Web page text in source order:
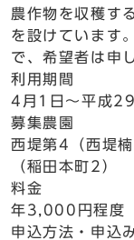
農作物を収穫す
を設けています
で、希望者は申
利用期間
4月1日～平成
募集農園
西堤第4（西堤
（稲田本町2）
料金
年3,000円程度
申込方法・申込